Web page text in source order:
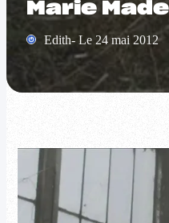
Marie
Edith- Le 24 mai 2012